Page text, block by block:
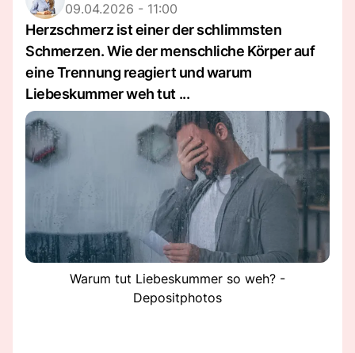
09.04.2026 - 11:00
Herzschmerz ist einer der schlimmsten
Schmerzen. Wie der menschliche Körper auf
eine Trennung reagiert und warum
Liebeskummer weh tut ...
Warum tut Liebeskummer so weh? -
Depositphotos